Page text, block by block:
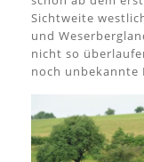
Sichtweite
und
nicht so
noch unbekannte